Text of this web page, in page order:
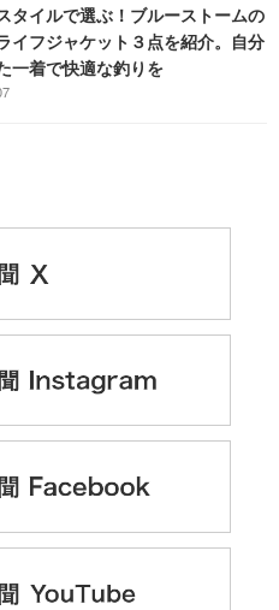
タイルで選ぶ！ブルーストームの
イフジャケット３点を紹介。自分
一着で快適な釣りを